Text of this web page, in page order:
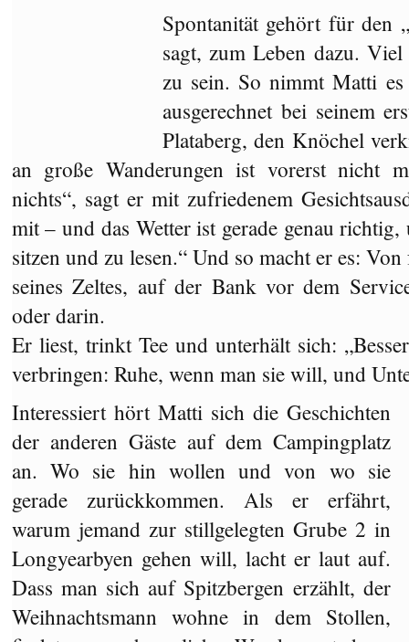
Spontanität gehört für den
sagt, zum Leben dazu.
zu sein. So nimmt Matti es
ausgerechnet bei seinem
Plataberg, den Knöchel
an große Wanderungen ist vorerst nicht
nichts“, sagt er mit zufriedenem
mit – und das Wetter ist gerade genau
sitzen und zu lesen.“ Und so macht er es:
seines Zeltes, auf der Bank vor dem
oder darin.
Er liest, trinkt Tee und unterhält sich:
verbringen: Ruhe, wenn man sie will, und
Interessiert hört Matti sich die Geschichten
der anderen Gäste auf dem Campingplatz
an. Wo sie hin wollen und von wo sie
gerade zurückkommen. Als er erfährt,
warum jemand zur stillgelegten Grube 2 in
Longyearbyen gehen will, lacht er laut auf.
Dass man sich auf Spitzbergen erzählt, der
Weihnachtsmann wohne in dem Stollen,